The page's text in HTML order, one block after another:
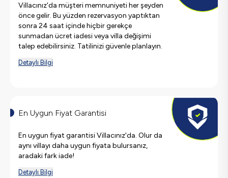
Villacınız'da müşteri memnuniyeti her şeyden
önce gelir. Bu yüzden rezervasyon yaptıktan
sonra 24 saat içinde hiçbir gerekçe
sunmadan ücret iadesi veya villa değişimi
talep edebilirsiniz. Tatilinizi güvenle planlayın.
Detaylı Bilgi
En Uygun Fiyat Garantisi
En uygun fiyat garantisi Villacınız'da. Olur da
aynı villayı daha uygun fiyata bulursanız,
aradaki fark iade!
Detaylı Bilgi